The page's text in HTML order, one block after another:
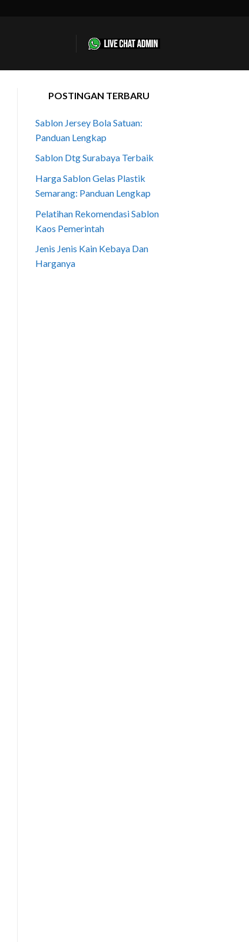
POSTINGAN TERBARU
Sablon Jersey Bola Satuan:
Panduan Lengkap
Sablon Dtg Surabaya Terbaik
Harga Sablon Gelas Plastik
Semarang: Panduan Lengkap
Pelatihan Rekomendasi Sablon
Kaos Pemerintah
Jenis Jenis Kain Kebaya Dan
Harganya